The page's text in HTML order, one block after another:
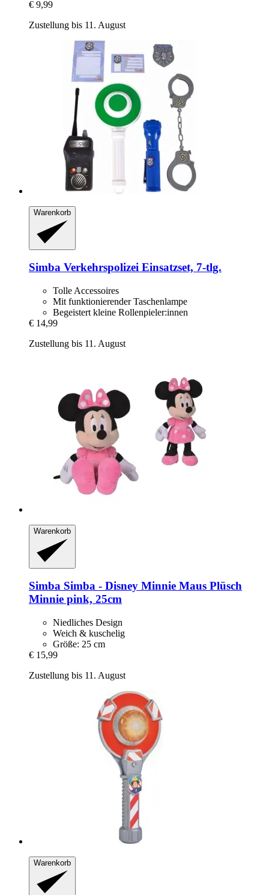
€ 9,99
Zustellung bis 11. August
Warenkorb
Simba Verkehrspolizei Einsatzset, 7-​tlg.
Tolle Accessoires
Mit funktionierender Taschenlampe
Begeistert kleine Rollenpieler:innen
€ 14,99
Zustellung bis 11. August
Warenkorb
Simba Simba -​ Disney Minnie Maus Plüsch
Minnie pink, 25cm
Niedliches Design
Weich & kuschelig
Größe: 25 cm
€ 15,99
Zustellung bis 11. August
Warenkorb